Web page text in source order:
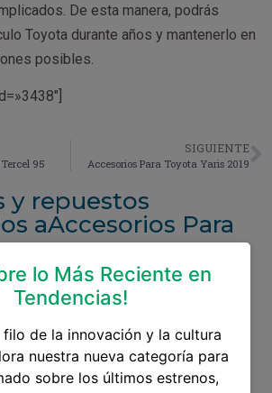
De esta manera, podrás
Toyota durante años y mantenerlo en
posibles.
95
SIGUIENTE
Accesorios Para Toyota Yaris 2019
y repuestos
aAccesorios Para
Yaris
Para Toyota Corolla
Toyota Hilux
lo Más Reciente en
Tendencias!
filo de la innovación y la cultura
nuestra nueva categoría para
sobre los últimos estrenos,